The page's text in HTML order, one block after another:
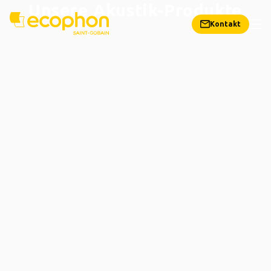
Kontakt
Unsere Akustik-Produkte